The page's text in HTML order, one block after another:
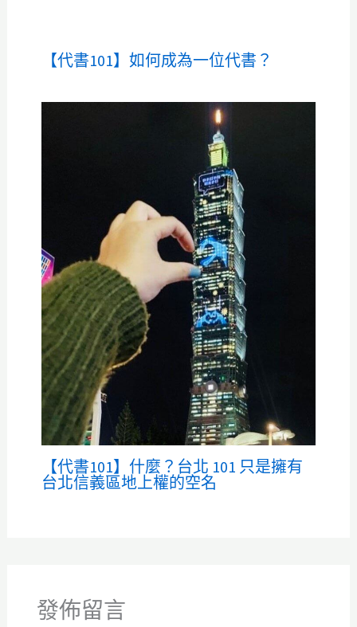
【代書101】如何成為一位代書？
【代書101】什麼？台北 101 只是擁有
台北信義區地上權的空名
發佈留言